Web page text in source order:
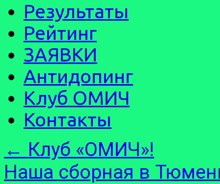
Результаты
Рейтинг
ЗАЯВКИ
Антидопинг
Клуб ОМИЧ
Контакты
← Клуб «ОМИЧ»!
Наша сборная в